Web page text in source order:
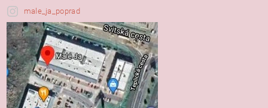
male_ja_poprad